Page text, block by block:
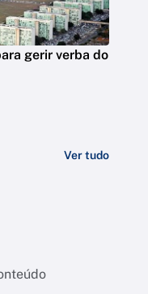
gerir verba do
Ver tudo